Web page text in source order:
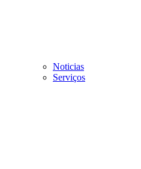
Noticias
Serviços